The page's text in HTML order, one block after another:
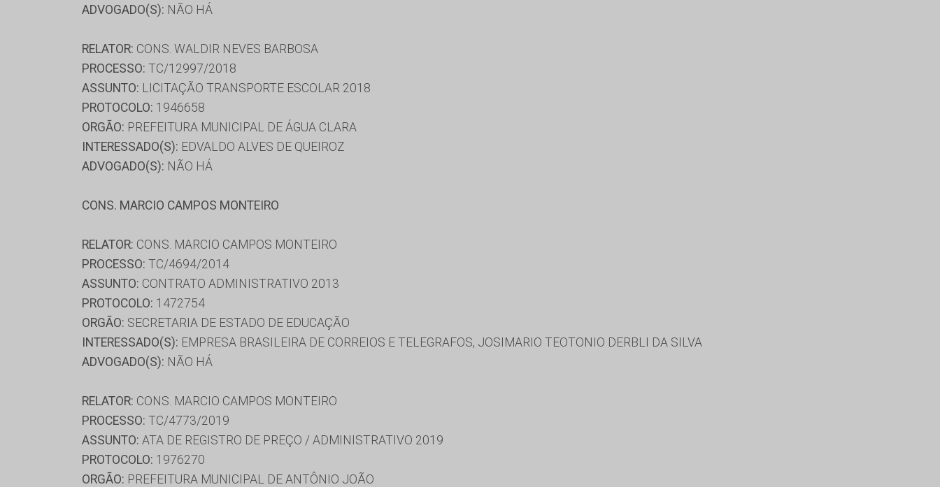
ADVOGADO(S): NÃO HÁ
RELATOR: CONS. WALDIR NEVES BARBOSA
PROCESSO: TC/12997/2018
ASSUNTO: LICITAÇÃO TRANSPORTE ESCOLAR 2018
PROTOCOLO: 1946658
ORGÃO: PREFEITURA MUNICIPAL DE ÁGUA CLARA
INTERESSADO(S): EDVALDO ALVES DE QUEIROZ
ADVOGADO(S): NÃO HÁ
CONS. MARCIO CAMPOS MONTEIRO
RELATOR: CONS. MARCIO CAMPOS MONTEIRO
PROCESSO: TC/4694/2014
ASSUNTO: CONTRATO ADMINISTRATIVO 2013
PROTOCOLO: 1472754
ORGÃO: SECRETARIA DE ESTADO DE EDUCAÇÃO
INTERESSADO(S): EMPRESA BRASILEIRA DE CORREIOS E TELEGRAFOS, JOSIMARIO TEOTONIO DERBLI DA SILVA
ADVOGADO(S): NÃO HÁ
RELATOR: CONS. MARCIO CAMPOS MONTEIRO
PROCESSO: TC/4773/2019
ASSUNTO: ATA DE REGISTRO DE PREÇO / ADMINISTRATIVO 2019
PROTOCOLO: 1976270
ORGÃO: PREFEITURA MUNICIPAL DE ANTÔNIO JOÃO